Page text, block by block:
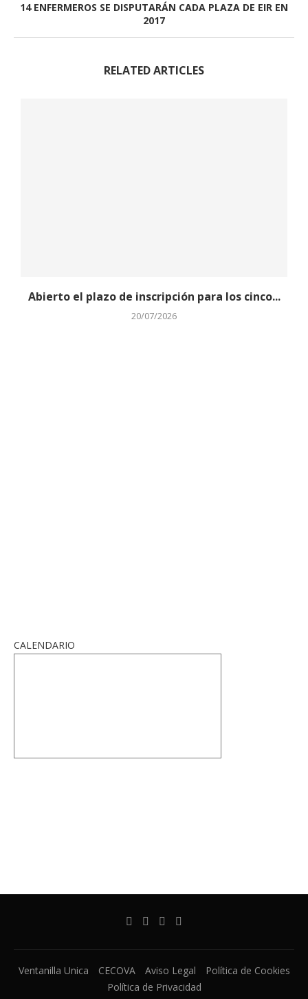
14 ENFERMEROS SE DISPUTARÁN CADA PLAZA DE EIR EN
2017
RELATED ARTICLES
Abierto el plazo de inscripción para los cinco...
20/07/2026
CALENDARIO
Ventanilla Unica CECOVA Aviso Legal
Política de Cookies
Política de Privacidad